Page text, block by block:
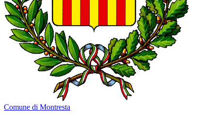
Comune di Montresta